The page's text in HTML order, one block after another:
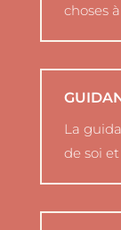
choses
La
de soi